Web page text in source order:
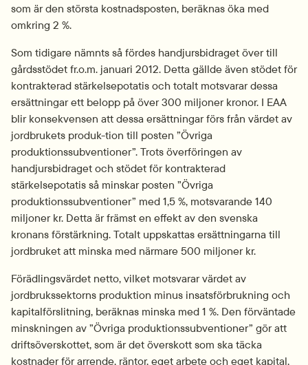
som är den största kostnadsposten, beräknas öka med
omkring 2 %.
Som tidigare nämnts så fördes handjursbidraget över till
gårdsstödet fr.o.m. januari 2012. Detta gällde även stödet för
kontrakterad stärkelsepotatis och totalt motsvarar dessa
ersättningar ett belopp på över 300 miljoner kronor. I EAA
blir konsekvensen att dessa ersättningar förs från värdet av
jordbrukets produk-tion till posten ”Övriga
produktionssubventioner”. Trots överföringen av
handjursbidraget och stödet för kontrakterad
stärkelsepotatis så minskar posten ”Övriga
produktionssubventioner” med 1,5 %, motsvarande 140
miljoner kr. Detta är främst en effekt av den svenska
kronans förstärkning. Totalt uppskattas ersättningarna till
jordbruket att minska med närmare 500 miljoner kr.
Förädlingsvärdet netto, vilket motsvarar värdet av
jordbrukssektorns produktion minus insatsförbrukning och
kapitalförslitning, beräknas minska med 1 %. Den förväntade
minskningen av ”Övriga produktionssubventioner” gör att
driftsöverskottet, som är det överskott som ska täcka
kostnader för arrende, räntor, eget arbete och eget kapital,